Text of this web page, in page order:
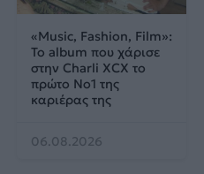
«Music, Fashion, Film»:
Το album που χάρισε
στην Charli XCX το
πρώτο No1 της
καριέρας της
06.08.2026